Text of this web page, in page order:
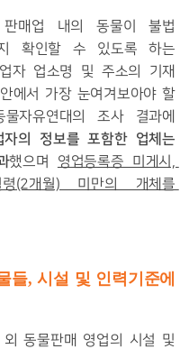
판매업 내의 동물이 불법
지 확인할 수 있도록 하는
자 업소명 및 주소의 기재
에서 가장 눈여겨보아야 할
자유연대의 조사 결과에
자의 정보를 포함한 업체는
했으며 영업등록증 미게시,
(2개월) 미만의 개체를
들,시설 및 인력기준에
동물판매 영업의 시설 및